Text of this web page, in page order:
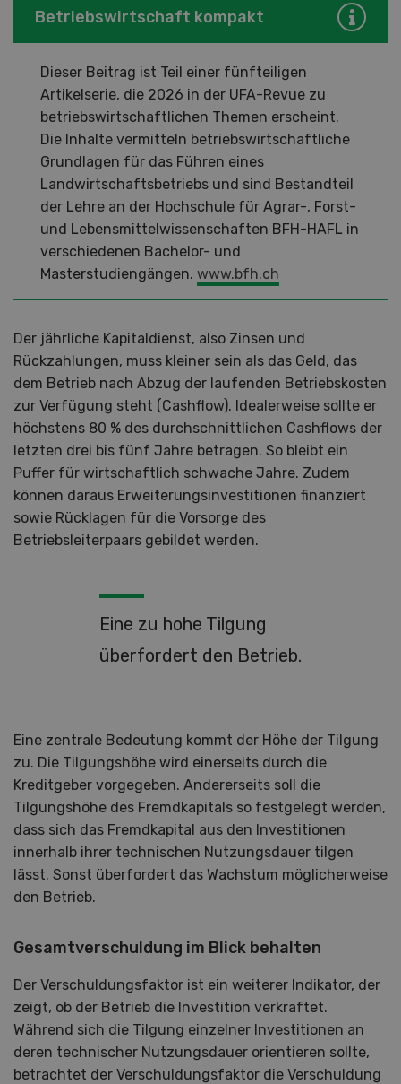
Betriebswirtschaft kompakt
Dieser Beitrag ist Teil einer fünfteiligen
Artikelserie, die 2026 in der UFA-Revue zu
betriebswirtschaftlichen Themen erscheint.
Die Inhalte vermitteln betriebswirtschaftliche
Grundlagen für das Führen eines
Landwirtschaftsbetriebs und sind Bestandteil
der Lehre an der Hochschule für Agrar-, Forst-
und Lebensmittelwissenschaften BFH-HAFL in
verschiedenen Bachelor- und
Masterstudiengängen. www.bfh.ch
Der jährliche Kapitaldienst, also Zinsen und
Rückzahlungen, muss kleiner sein als das Geld, das
dem Betrieb nach Abzug der laufenden Betriebskosten
zur Verfügung steht (Cashflow). Idealerweise sollte er
höchstens 80 % des durchschnittlichen Cashflows der
letzten drei bis fünf Jahre betragen. So bleibt ein
Puffer für wirtschaftlich schwache Jahre. Zudem
können daraus Erweiterungsinvestitionen finanziert
sowie Rücklagen für die Vorsorge des
Betriebsleiterpaars gebildet werden.
Eine zu hohe Tilgung
überfordert den Betrieb.
Eine zentrale Bedeutung kommt der Höhe der Tilgung
zu. Die Tilgungshöhe wird einerseits durch die
Kreditgeber vorgegeben. Andererseits soll die
Tilgungshöhe des Fremdkapitals so festgelegt werden,
dass sich das Fremdkapital aus den Investitionen
innerhalb ihrer technischen Nutzungsdauer tilgen
lässt. Sonst überfordert das Wachstum möglicherweise
den Betrieb.
Gesamtverschuldung im Blick behalten
Der Verschuldungsfaktor ist ein weiterer Indikator, der
zeigt, ob der Betrieb die Investition verkraftet.
Während sich die Tilgung einzelner Investitionen an
deren technischer Nutzungsdauer orientieren sollte,
betrachtet der Verschuldungsfaktor die Verschuldung